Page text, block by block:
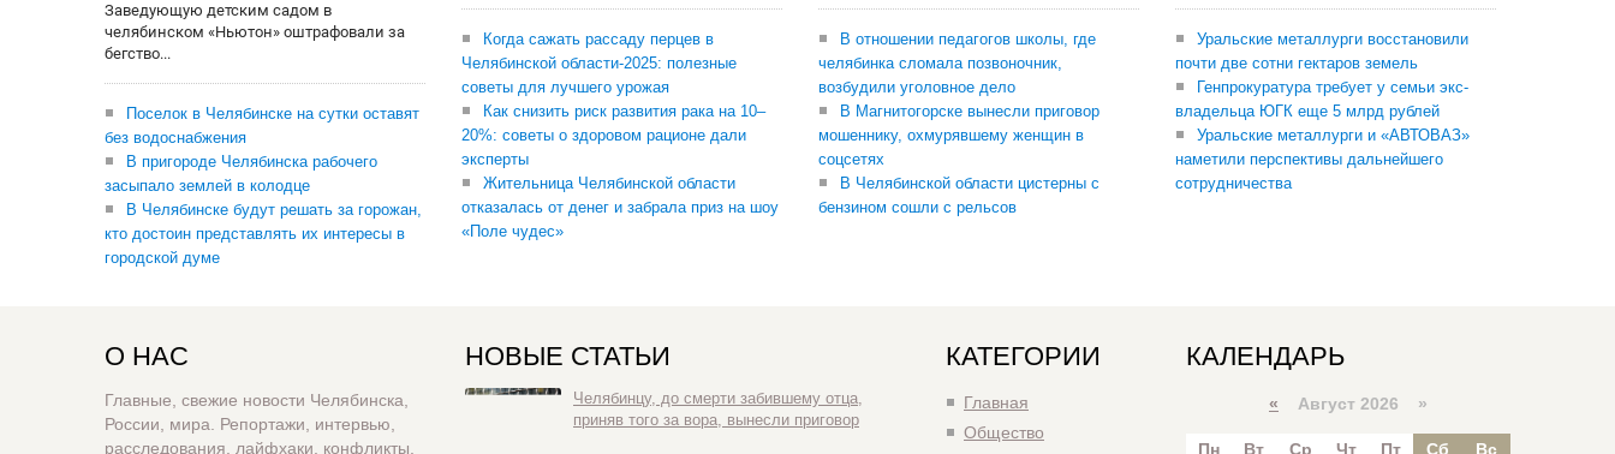
Заведующую детским садом в
челябинском «Ньютон» оштрафовали за
бегство...
Поселок в Челябинске на сутки оставят
без водоснабжения
В пригороде Челябинска рабочего
засыпало землей в колодце
В Челябинске будут решать за горожан,
кто достоин представлять их интересы в
городской думе
Когда сажать рассаду перцев в
Челябинской области-2025: полезные
советы для лучшего урожая
Как снизить риск развития рака на 10–
20%: советы о здоровом рационе дали
эксперты
Жительница Челябинской области
отказалась от денег и забрала приз на шоу
«Поле чудес»
В отношении педагогов школы, где
челябинка сломала позвоночник,
возбудили уголовное дело
В Магнитогорске вынесли приговор
мошеннику, охмурявшему женщин в
соцсетях
В Челябинской области цистерны с
бензином сошли с рельсов
Уральские металлурги восстановили
почти две сотни гектаров земель
Генпрокуратура требует у семьи экс-
владельца ЮГК еще 5 млрд рублей
Уральские металлурги и «АВТОВАЗ»
наметили перспективы дальнейшего
сотрудничества
О НАС
Главные, свежие новости Челябинска,
России, мира. Репортажи, интервью,
расследования, лайфхаки, конфликты,
НОВЫЕ СТАТЬИ
Челябинцу, до смерти забившему отца,
приняв того за вора, вынесли приговор
КАТЕГОРИИ
Главная
Общество
КАЛЕНДАРЬ
« Август 2026 »
Пн Вт Ср Чт Пт Сб Вс